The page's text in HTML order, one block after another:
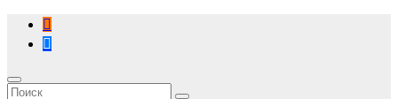
Перейти
содержимому